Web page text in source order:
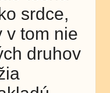
srdce,
v tom nie
druhov